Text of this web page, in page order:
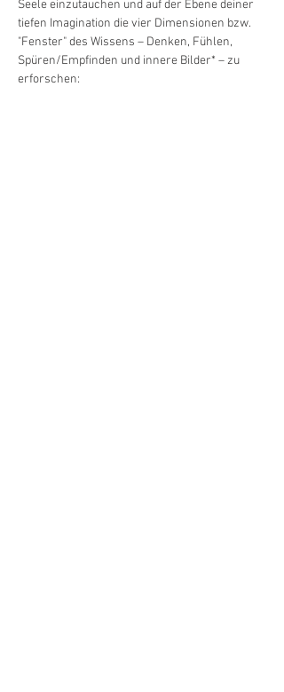
Seele einzutauchen und auf der Ebene deiner
tiefen Imagination die vier Dimensionen bzw.
"Fenster" des Wissens – Denken, Fühlen,
Spüren/Empfinden und innere Bilder* – zu
erforschen: